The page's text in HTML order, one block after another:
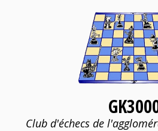
Club d'échecs de